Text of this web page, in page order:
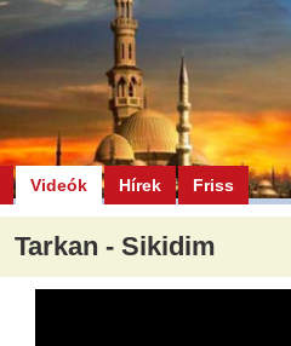
Videók Hírek Friss
Tarkan - Sikidim